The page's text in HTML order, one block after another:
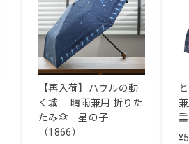
【再入荷】ハウルの動
く城 晴雨兼用 折りた
たみ傘 星の子
（1866）